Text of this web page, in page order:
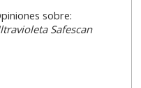
sobre:
Safescan